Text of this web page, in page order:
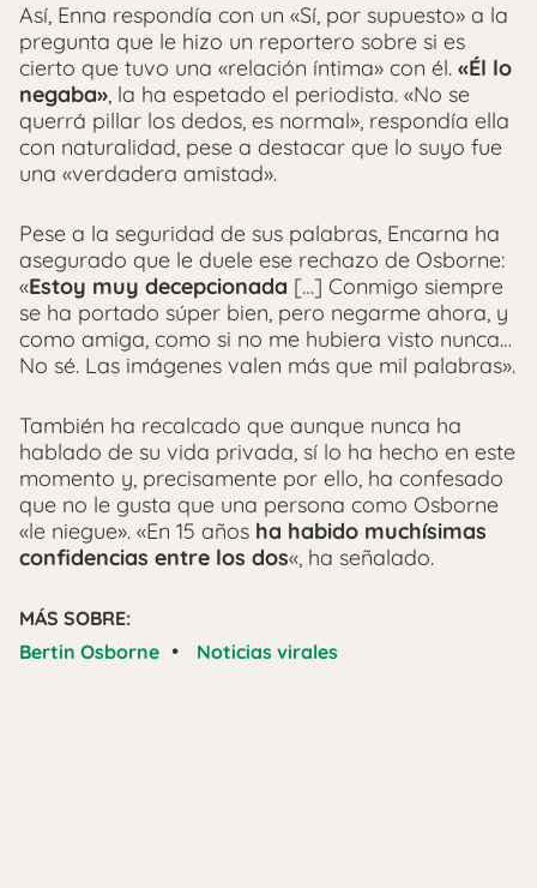
Así, Enna respondía con un «Sí, por supuesto» a la
pregunta que le hizo un reportero sobre si es
cierto que tuvo una «relación íntima» con él. «Él lo
negaba», la ha espetado el periodista. «No se
querrá pillar los dedos, es normal», respondía ella
con naturalidad, pese a destacar que lo suyo fue
una «verdadera amistad».
Pese a la seguridad de sus palabras, Encarna ha
asegurado que le duele ese rechazo de Osborne:
«Estoy muy decepcionada […] Conmigo siempre
se ha portado súper bien, pero negarme ahora, y
como amiga, como si no me hubiera visto nunca…
No sé. Las imágenes valen más que mil palabras».
También ha recalcado que aunque nunca ha
hablado de su vida privada, sí lo ha hecho en este
momento y, precisamente por ello, ha confesado
que no le gusta que una persona como Osborne
«le niegue». «En 15 años ha habido muchísimas
confidencias entre los dos«, ha señalado.
MÁS SOBRE:
Bertin Osborne • Noticias virales